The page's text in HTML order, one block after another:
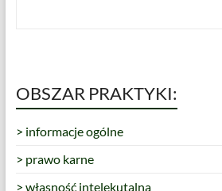
OBSZAR PRAKTYKI:
> informacje ogólne
> prawo karne
> własność intelekutalna